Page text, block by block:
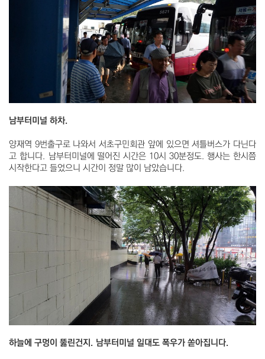
남부터미널 하차.
양재역 9번출구로 나와서 서초구민회관 앞에 있으면 셔틀버스가 다닌다
고 합니다. 남부터미널에 떨어진 시간은 10시 30분정도. 행사는 한시쯤
시작한다고 들었으니 시간이 정말 많이 남았습니다.
하늘에 구멍이 뚫린건지. 남부터미널 일대도 폭우가 쏟아집니다.